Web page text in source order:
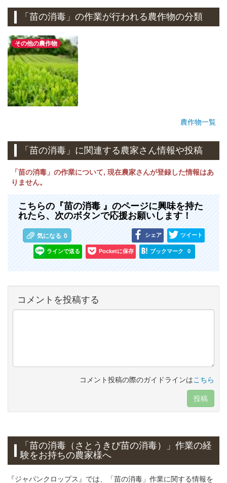
「苗の消毒」の作業が行われる農作物の分類
その他の農作物
農作物一覧
「苗の消毒」に関連する農家さん情報や投稿
「苗の消毒」の作業について, 現在農家さんが登録した情報はあ
りません。
こちらの『苗の消毒 』のページに興味を持た
れたら、次のボタンで応援お願いします！
気になる 0 シェア ツイート
ラインで送る Pocketに保存 ブックマーク 0
コメントを投稿する
コメント投稿の際のガイドラインはこちら
投稿
「苗の消毒（さとうきび苗の消毒）」作業の経
験をお持ちの農家様へ
『ジャパンクロップス』では、「苗の消毒」作業に関する情報を